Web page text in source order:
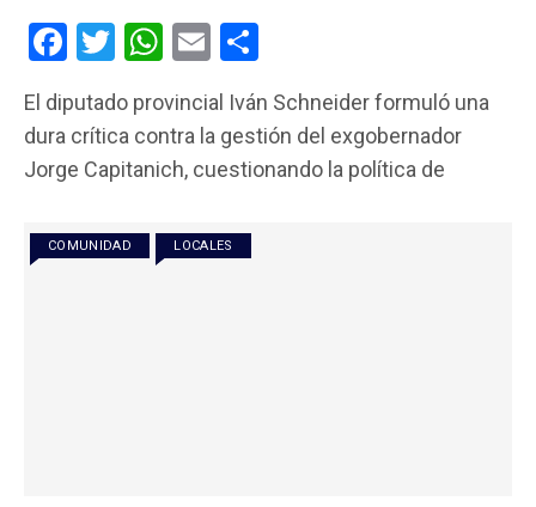
F
ce
b
o
k
T
tt
er
W
at
s
A
p
p
E
ail m
p
El diputado provincial Iván Schneider formuló una
dura crítica contra la gestión del exgobernador
Jorge Capitanich, cuestionando la política de
COMUNIDAD LOCALES